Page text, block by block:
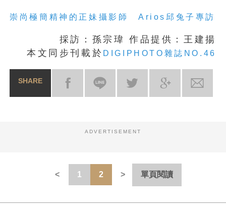
崇尚極簡精神的正妹攝影師 Arios邱兔子專訪
採訪：孫宗瑋 作品提供：王建揚
本文同步刊載於 DIGIPHOTO雜誌NO.46
SHARE
ADVERTISEMENT
1 2 單頁閱讀